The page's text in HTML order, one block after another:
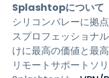
Splashtopについて
シリコンバレーに拠
スプロフェッショナ
けに最高の価値と最
リモートサポートソ